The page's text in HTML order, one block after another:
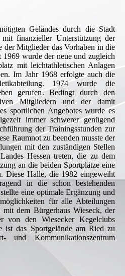
Geländes durch die Stadt
finanzieller Unterstützung der
der Mitglieder das Vorhaben in die
wurde der neue und zugleich
mit leichtathletischen Anlagen
Im Jahr 1968 erfolgte auch die
1974 wurde die
gerufen. Bedingt durch den
Mitgliedern und der damit
sportlichen Angebotes wurde es
immer schwerer genügend
der Trainingsstunden zur
Raumnot zu beenden musste der
mit den zuständigen Stellen
Hessen treten, die zu dem
an die beiden Sportplätze eine
Diese Halle, die 1982 eingeweiht
in die schon bestehenden
eine optimale Ergänzung und
für alle Abteilungen
mit dem Bürgerhaus Wieseck, der
von den Wiesecker Kegelclubs
ist das Sportgelände am Ried zu
und Kommunikationszentrum